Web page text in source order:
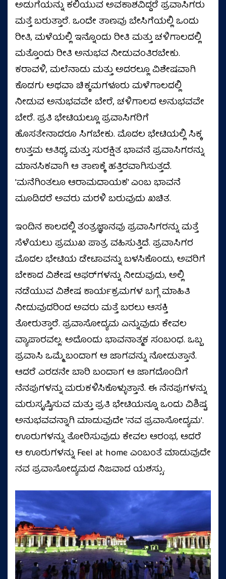
ಅಡುಗೆಯನ್ನು ಕಲಿಯುವ ಅವಕಾಶವಿದ್ದರೆ ಪ್ರವಾಸಿಗರು
ಮತ್ತೆ ಬರುತ್ತಾರೆ. ಒಂದೇ ತಾಣವು ಬೇಸಿಗೆಯಲ್ಲಿ ಒಂದು
ರೀತಿ, ಮಳೆಯಲ್ಲಿ ಇನ್ನೊಂದು ರೀತಿ ಮತ್ತು ಚಳಿಗಾಲದಲ್ಲಿ
ಮತ್ತೊಂದು ರೀತಿ ಅನುಭವ ನೀಡುವಂತಿರಬೇಕು.
ಕರಾವಳಿ, ಮಲೆನಾಡು ಮತ್ತು ಅದರಲ್ಲೂ ವಿಶೇಷವಾಗಿ
ಕೊಡಗು ಅಥವಾ ಚಿಕ್ಕಮಗಳೂರು ಮಳೆಗಾಲದಲ್ಲಿ
ನೀಡುವ ಅನುಭವವೇ ಬೇರೆ, ಚಳಿಗಾಲದ ಅನುಭವವೇ
ಬೇರೆ. ಪ್ರತಿ ಭೇಟಿಯಲ್ಲೂ ಪ್ರವಾಸಿಗರಿಗೆ
ಹೊಸತೇನಾದರೂ ಸಿಗಬೇಕು. ಮೊದಲ ಭೇಟಿಯಲ್ಲಿ ಸಿಕ್ಕ
ಉತ್ತಮ ಆತಿಥ್ಯ ಮತ್ತು ಸುರಕ್ಷಿತ ಭಾವನೆ ಪ್ರವಾಸಿಗರನ್ನು
ಮಾನಸಿಕವಾಗಿ ಆ ತಾಣಕ್ಕೆ ಹತ್ತಿರವಾಗಿಸುತ್ತದೆ.
'ಮನೆಗಿಂತಲೂ ಆರಾಮದಾಯಕ' ಎಂಬ ಭಾವನೆ
ಮೂಡಿದರೆ ಅವರು ಮರಳಿ ಬರುವುದು ಖಚಿತ.
ಇಂದಿನ ಕಾಲದಲ್ಲಿ ತಂತ್ರಜ್ಞಾನವು ಪ್ರವಾಸಿಗರನ್ನು ಮತ್ತೆ
ಸೆಳೆಯಲು ಪ್ರಮುಖ ಪಾತ್ರ ವಹಿಸುತ್ತಿದೆ. ಪ್ರವಾಸಿಗರ
ಮೊದಲ ಭೇಟಿಯ ಡೇಟಾವನ್ನು ಬಳಸಿಕೊಂಡು, ಅವರಿಗೆ
ಬೇಕಾದ ವಿಶೇಷ ಆಫರ್‌ಗಳನ್ನು ನೀಡುವುದು, ಅಲ್ಲಿ
ನಡೆಯುವ ವಿಶೇಷ ಕಾರ್ಯಕ್ರಮಗಳ ಬಗ್ಗೆ ಮಾಹಿತಿ
ನೀಡುವುದರಿಂದ ಅವರು ಮತ್ತೆ ಬರಲು ಆಸಕ್ತಿ
ತೋರುತ್ತಾರೆ. ಪ್ರವಾಸೋದ್ಯಮ ಎನ್ನುವುದು ಕೇವಲ
ವ್ಯಾಪಾರವಲ್ಲ. ಅದೊಂದು ಭಾವನಾತ್ಮಕ ಸಂಬಂಧ. ಒಬ್ಬ
ಪ್ರವಾಸಿ ಒಮ್ಮೆ ಬಂದಾಗ ಆ ಜಾಗವನ್ನು ನೋಡುತ್ತಾನೆ.
ಆದರೆ ಎರಡನೇ ಬಾರಿ ಬಂದಾಗ ಆ ಜಾಗದೊಂದಿಗೆ
ನೆನಪುಗಳನ್ನು ಮರುಕಳಿಸಿಕೊಳ್ಳುತ್ತಾನೆ. ಈ ನೆನಪುಗಳನ್ನು
ಮರುಸೃಷ್ಟಿಸುವ ಮತ್ತು ಪ್ರತಿ ಭೇಟಿಯನ್ನೂ ಒಂದು ವಿಶಿಷ್ಟ
ಅನುಭವವನ್ನಾಗಿ ಮಾಡುವುದೇ 'ನವ ಪ್ರವಾಸೋದ್ಯಮ'.
ಊರುಗಳನ್ನು ತೋರಿಸುವುದು ಕೇವಲ ಆರಂಭ, ಆದರೆ
ಆ ಊರುಗಳನ್ನು Feel at home ಎಂಬಂತೆ ಮಾಡುವುದೇ
ನವ ಪ್ರವಾಸೋದ್ಯಮದ ನಿಜವಾದ ಯಶಸ್ಸು.